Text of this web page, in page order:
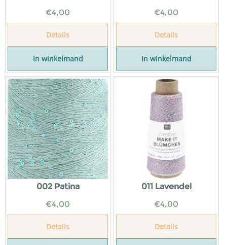
€4,00
Details
In winkelmand
€4,00
Details
In winkelmand
002 Patina
€4,00
Details
011 Lavendel
€4,00
Details